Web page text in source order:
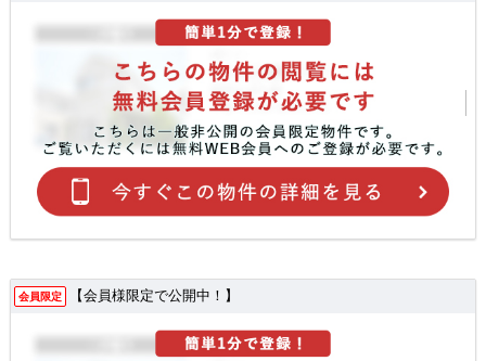
会員限定 【会員様限定で公開中！】